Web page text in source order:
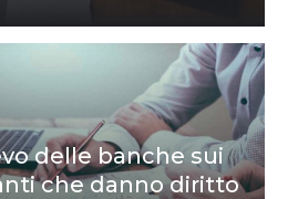
delle banche sui
che danno diritto